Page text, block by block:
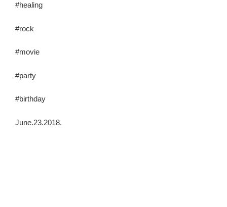
#healing
#rock
#movie
#party
#birthday
June.23.2018.